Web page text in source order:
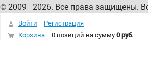
© 2009 - 2026. Все права защищены.
информация на сайте – собственность
интернет-магазина
Войти
Регистрация
Корзина
0 позиций на сумму 0 руб.